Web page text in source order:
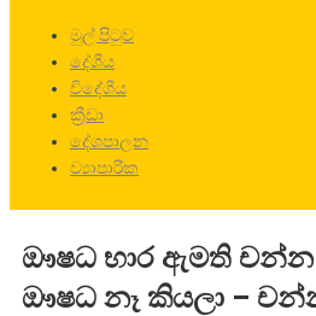
මුල් පිටුව
දේශීය
විදේශීය
ක්‍රීඩා
දේශපාලන
ව්‍යාපාරික
ඖෂධ භාර ඇමති චන්න
ඖෂධ නෑ කියලා –